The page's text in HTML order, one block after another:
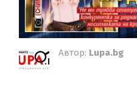
Автор: Lupa.bg